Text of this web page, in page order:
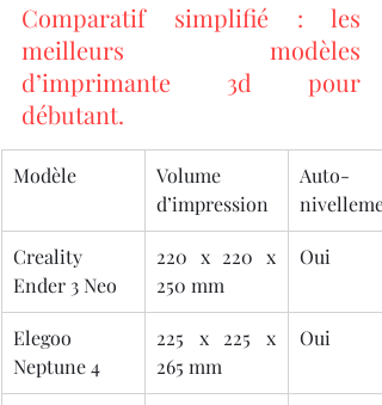
Comparatif simplifié : les
meilleurs modèles
d’imprimante 3d pour
débutant.
Modèle
Volume
d’impression
Auto-
Creality
Ender 3 Neo
220 x 220 x
250 mm
Oui
Elegoo
Neptune 4
225 x 225 x
265 mm
Oui